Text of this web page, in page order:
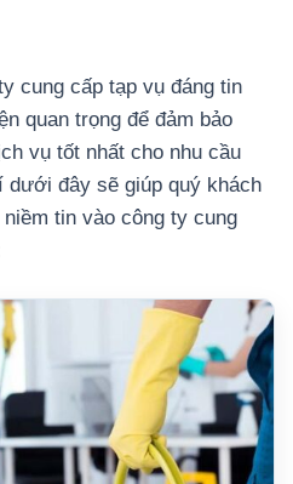
cung cấp tạp vụ đáng tin
quan trọng để đảm bảo
vụ tốt nhất cho nhu cầu
dưới đây sẽ giúp quý khách
tin vào công ty cung